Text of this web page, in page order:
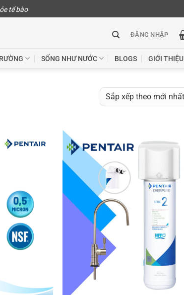
tế bào
ĐĂNG NHẬP
SỐNG NHƯ NƯỚC BLOGS GIỚI THIỆU